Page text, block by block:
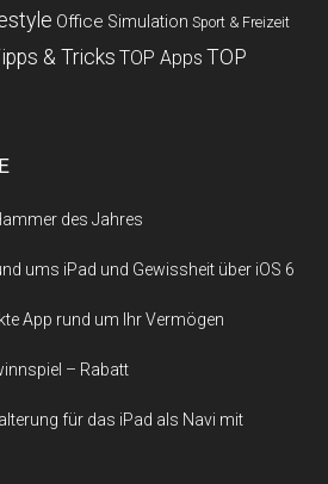
Office Simulation Sport & Freizeit
& Tricks TOP Apps TOP
des Jahres
ums iPad und Gewissheit über iOS 6
App rund um Ihr Vermögen
– Rabatt
für das iPad als Navi mit